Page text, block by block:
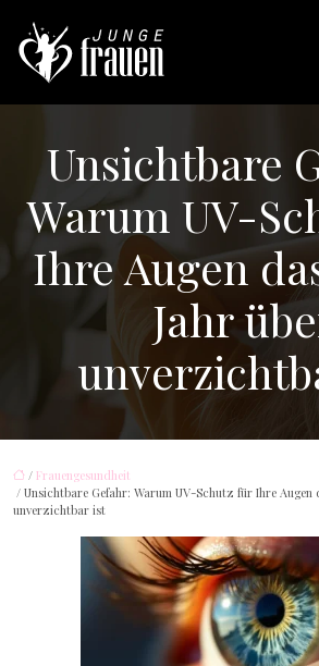
Unsichtbare
Warum UV-
Ihre Augen
Jahr
/ Frauengesundheit
/ Unsichtbare Gefahr: Warum UV-Schutz für Ihre Augen
unverzichtbar ist